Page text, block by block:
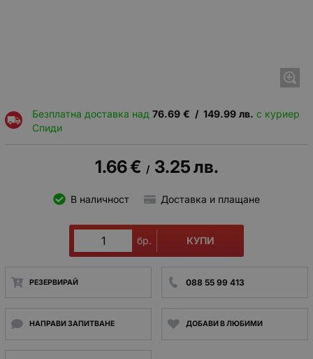
Безплатна доставка над 76.69 € / 149.99 лв. с куриер
Спиди
1.66€ / 3.25лв.
В наличност Доставка и плащане
бр. КУПИ
РЕЗЕРВИРАЙ 088 55 99 413
НАПРАВИ ЗАПИТВАНЕ ДОБАВИ В ЛЮБИМИ